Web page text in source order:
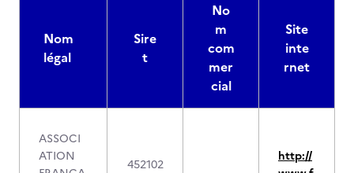
Nom
légal
Sire
t
No
m
com
mer
cial
Site
inte
rnet
ASSOCI
ATION
452102
http://